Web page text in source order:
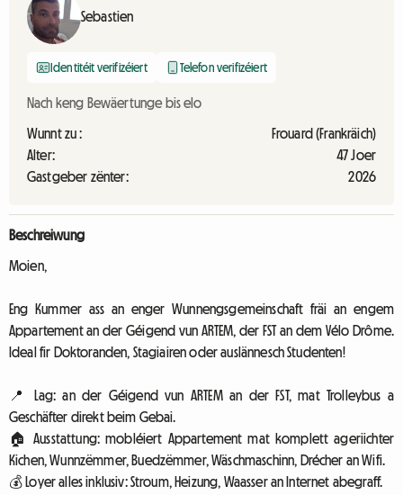
Sebastien
Identitéit verifizéiert Telefon verifizéiert
Nach keng Bewäertunge bis elo
Wunnt zu :
Frouard (Frankräich)
Alter:
47 Joer
Gastgeber zënter:
2026
Beschreiwung
Moien,
Eng Kummer ass an enger Wunnengsgemeinschaft fräi an engem
Appartement an der Géigend vun ARTEM, der FST an dem Vélo Drôme.
Ideal fir Doktoranden, Stagiairen oder auslännesch Studenten!
📍 Lag: an der Géigend vun ARTEM an der FST, mat Trolleybus a
Geschäfter direkt beim Gebai.
🏠 Ausstattung: mobléiert Appartement mat komplett ageriichter
Kichen, Wunnzëmmer, Buedzëmmer, Wäschmaschinn, Drécher an Wifi.
💰 Loyer alles inklusiv: Stroum, Heizung, Waasser an Internet abegraff.